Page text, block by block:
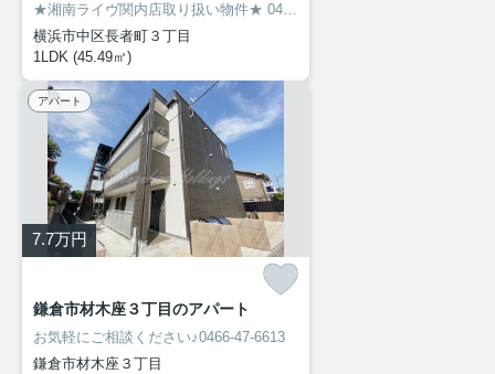
★湘南ライヴ関内店取り扱い物件★ 045-319-6094
横浜市中区長者町３丁目
1LDK (45.49㎡)
アパート
7.7万円
鎌倉市材木座３丁目のアパート
お気軽にご相談ください♪0466-47-6613
鎌倉市材木座３丁目